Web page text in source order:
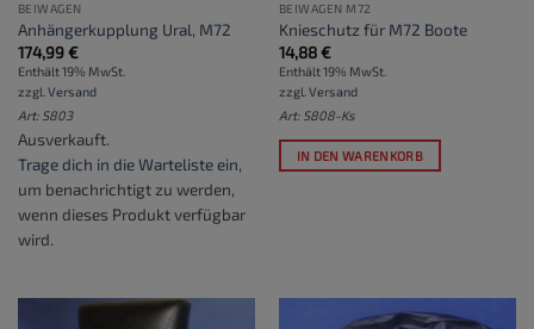
BEIWAGEN
Anhängerkupplung Ural, M72
174,99€
Enthält 19% MwSt.
zzgl. Versand
Art: S803
Ausverkauft.
Trage dich in die Warteliste ein,
um benachrichtigt zu werden,
wenn dieses Produkt verfügbar
wird.
BEIWAGEN M72
Knieschutz für M72 Boote
14,88€
Enthält 19% MwSt.
zzgl. Versand
Art: S808-Ks
IN DEN WARENKORB